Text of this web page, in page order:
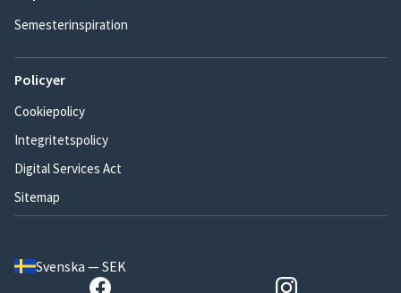
Semesterinspiration
Policyer
Cookiepolicy
Integritetspolicy
Digital Services Act
Sitemap
Svenska — SEK